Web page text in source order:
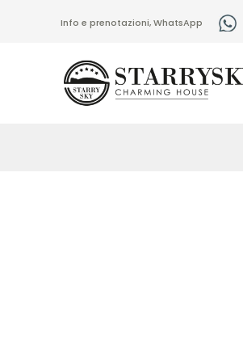
Info e prenotazioni, WhatsApp